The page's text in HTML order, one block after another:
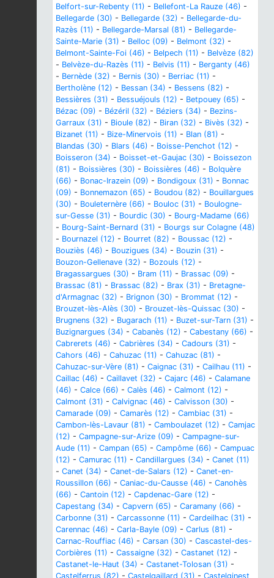
Belfort-sur-Rebenty (11) - Bellefont-La Rauze (46) -
Bellegarde (30) - Bellegarde (32) - Bellegarde-du-
Razès (11) - Bellegarde-Marsal (81) - Bellegarde-
Sainte-Marie (31) - Belloc (09) - Belmont (32) -
Belmont-Sainte-Foi (46) - Belpech (11) - Belvèze (82)
- Belvèze-du-Razès (11) - Belvis (11) - Berganty (46)
- Bernède (32) - Bernis (30) - Berriac (11) -
Bertholène (12) - Bessan (34) - Bessens (82) -
Bessières (31) - Bessuéjouls (12) - Betpouey (65) -
Bézac (09) - Bézéril (32) - Béziers (34) - Bezins-
Garraux (31) - Bioule (82) - Biran (32) - Bivès (32) -
Bizanet (11) - Bize-Minervois (11) - Blan (81) -
Blandas (30) - Blars (46) - Boisse-Penchot (12) -
Boisseron (34) - Boisset-et-Gaujac (30) - Boissezon
(81) - Boissières (30) - Boissières (46) - Bolquère
(66) - Bonac-Irazein (09) - Bondigoux (31) - Bonnac
(09) - Bonnemazon (65) - Boudou (82) - Bouillargues
(30) - Bouleternère (66) - Bouloc (31) - Boulogne-
sur-Gesse (31) - Bourdic (30) - Bourg-Madame (66)
- Bourg-Saint-Bernard (31) - Bourgs sur Colagne (48)
- Bournazel (12) - Bourret (82) - Boussac (12) -
Bouziès (46) - Bouzigues (34) - Bouzin (31) -
Bouzon-Gellenave (32) - Bozouls (12) -
Bragassargues (30) - Bram (11) - Brassac (09) -
Brassac (81) - Brassac (82) - Brax (31) - Bretagne-
d'Armagnac (32) - Brignon (30) - Brommat (12) -
Brouzet-lès-Alès (30) - Brouzet-lès-Quissac (30) -
Brugnens (32) - Bugarach (11) - Buzet-sur-Tarn (31) -
Buzignargues (34) - Cabanès (12) - Cabestany (66) -
Cabrerets (46) - Cabrières (34) - Cadours (31) -
Cahors (46) - Cahuzac (11) - Cahuzac (81) -
Cahuzac-sur-Vère (81) - Caignac (31) - Cailhau (11) -
Caillac (46) - Caillavet (32) - Cajarc (46) - Calamane
(46) - Calce (66) - Calès (46) - Calmont (12) -
Calmont (31) - Calvignac (46) - Calvisson (30) -
Camarade (09) - Camarès (12) - Cambiac (31) -
Cambon-lès-Lavaur (81) - Camboulazet (12) - Camjac
(12) - Campagne-sur-Arize (09) - Campagne-sur-
Aude (11) - Campan (65) - Campôme (66) - Campuac
(12) - Camurac (11) - Candillargues (34) - Canet (11)
- Canet (34) - Canet-de-Salars (12) - Canet-en-
Roussillon (66) - Caniac-du-Causse (46) - Canohès
(66) - Cantoin (12) - Capdenac-Gare (12) -
Capestang (34) - Capvern (65) - Caramany (66) -
Carbonne (31) - Carcassonne (11) - Cardeilhac (31) -
Carennac (46) - Carla-Bayle (09) - Carlus (81) -
Carnac-Rouffiac (46) - Carsan (30) - Cascastel-des-
Corbières (11) - Cassaigne (32) - Castanet (12) -
Castanet-le-Haut (34) - Castanet-Tolosan (31) -
Castelferrus (82) - Castelgaillard (31) - Castelginest